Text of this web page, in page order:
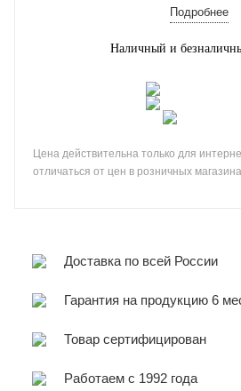
Подробнее
Наличный и
Цена действительна только для
отличаться от цен в розничных
Доставка по всей России
Гарантия на продукцию 6
Товар сертифицирован
Работаем с 1992 года